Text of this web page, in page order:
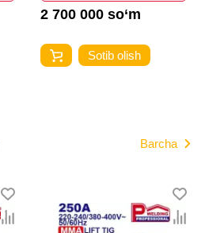
2 700 000 so‘m
Sotib olish
Barcha